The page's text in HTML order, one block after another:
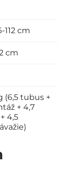
112 cm
cm
(6,5 tubus +
+ 4,7
4,5